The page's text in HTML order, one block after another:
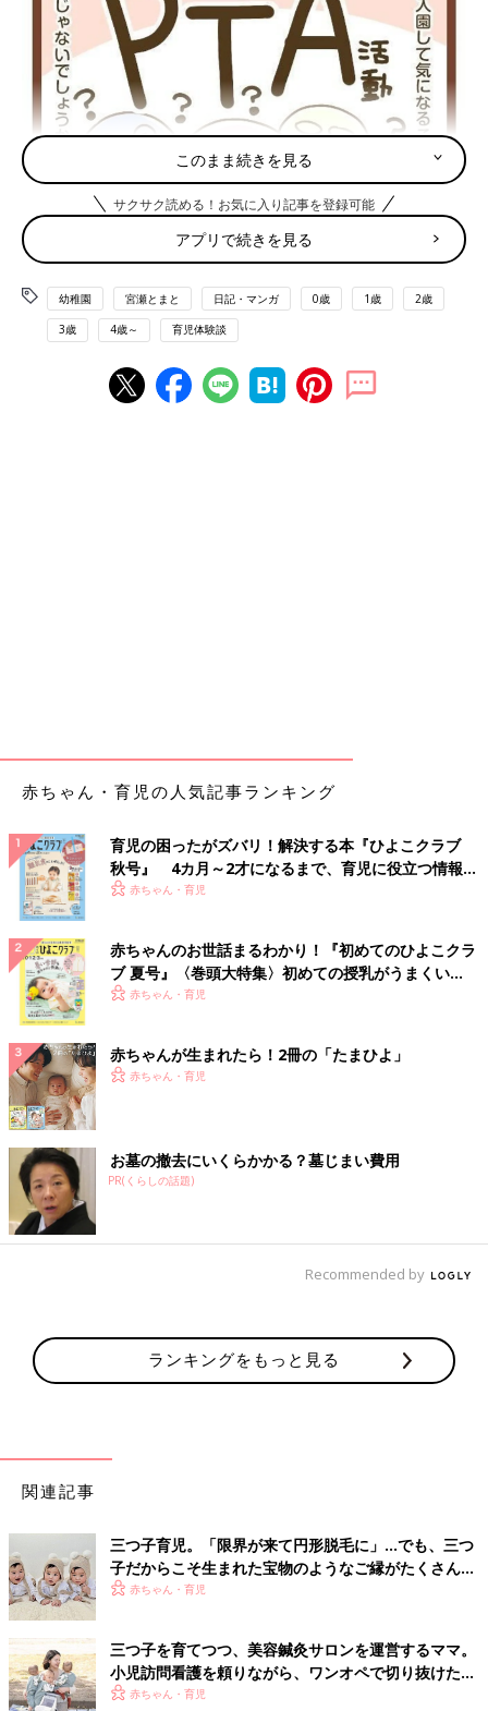
このまま続きを見る
サクサク読める！お気に入り記事を登録可能
アプリで続きを見る
幼稚園 宮瀬とまと 日記・マンガ 0歳 1歳 2歳
3歳 4歳～ 育児体験談
赤ちゃん・育児の人気記事ランキング
育児の困ったがズバリ！解決する本『ひよこクラブ
秋号』 4カ月～2才になるまで、育児に役立つ情報が
いっぱい！
赤ちゃん・育児
赤ちゃんのお世話まるわかり！『初めてのひよこクラ
ブ 夏号』〈巻頭大特集〉初めての授乳がうまくい
く！ おっぱい・ミルクの基本と夏のトラブル 解決テ
赤ちゃん・育児
赤ちゃんが生まれたら！2冊の「たまひよ」
赤ちゃん・育児
お墓の撤去にいくらかかる？墓じまい費用
PR(くらしの話題)
Recommended by
ランキングをもっと見る
関連記事
三つ子育児。「限界が来て円形脱毛に」…でも、三つ
子だからこそ生まれた宝物のようなご縁がたくさん！
【体験談】
赤ちゃん・育児
三つ子を育てつつ、美容鍼灸サロンを運営するママ。
小児訪問看護を頼りながら、ワンオペで切り抜けた赤
ちゃん育児！【多胎インタビュー・後編】
赤ちゃん・育児